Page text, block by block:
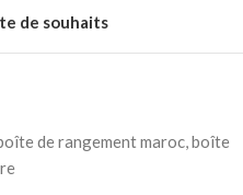
de souhaits
de rangement maroc,boîte